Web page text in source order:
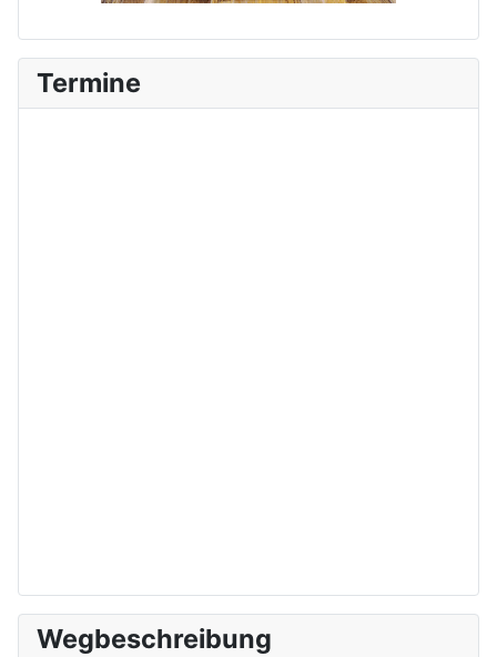
Termine
Wegbeschreibung